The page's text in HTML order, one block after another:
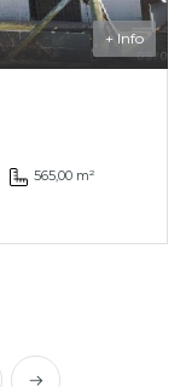
+ Info
565,00 m²
Next